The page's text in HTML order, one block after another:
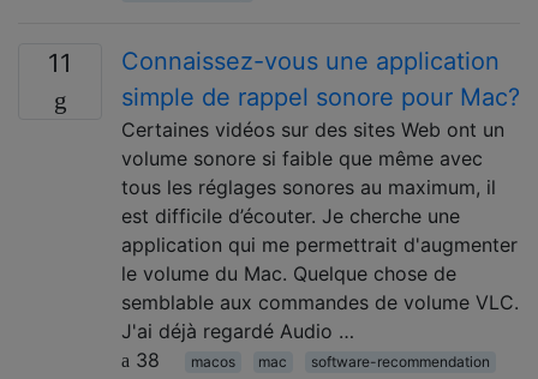
11
Connaissez-vous une application
simple de rappel sonore pour Mac?
Certaines vidéos sur des sites Web ont un
volume sonore si faible que même avec
tous les réglages sonores au maximum, il
est difficile d’écouter. Je cherche une
application qui me permettrait d'augmenter
le volume du Mac. Quelque chose de
semblable aux commandes de volume VLC.
J'ai déjà regardé Audio …
38
macos mac
software-recommendation